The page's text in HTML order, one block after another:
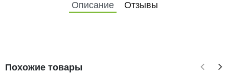
Описание Отзывы
Похожие товары